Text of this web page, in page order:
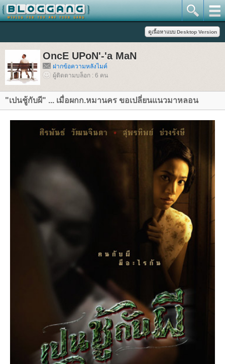
OncE UPoN'-'a MaN
ฝากข้อความหลังไมค์
ผู้ติดตามบล็อก : 6 คน
"เปนชู้กับผี" ... เมื่อผกก.หมานคร ขอเปลี่ยนแนวมาหลอน